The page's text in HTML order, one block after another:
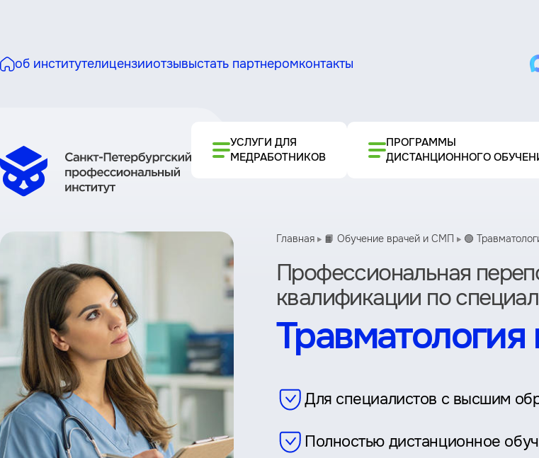
об институтелицензииотзывыстать партнеромконтакты
УСЛУГИ ДЛЯ
МЕДРАБОТНИКОВ
ПРОГРАММЫ
ДИСТАНЦИОННОГО
Главная 📙 Обучение врачей и СМП 🟢
Профессиональная
квалификации по
Для специалистов с высшим
Полностью дистанционное